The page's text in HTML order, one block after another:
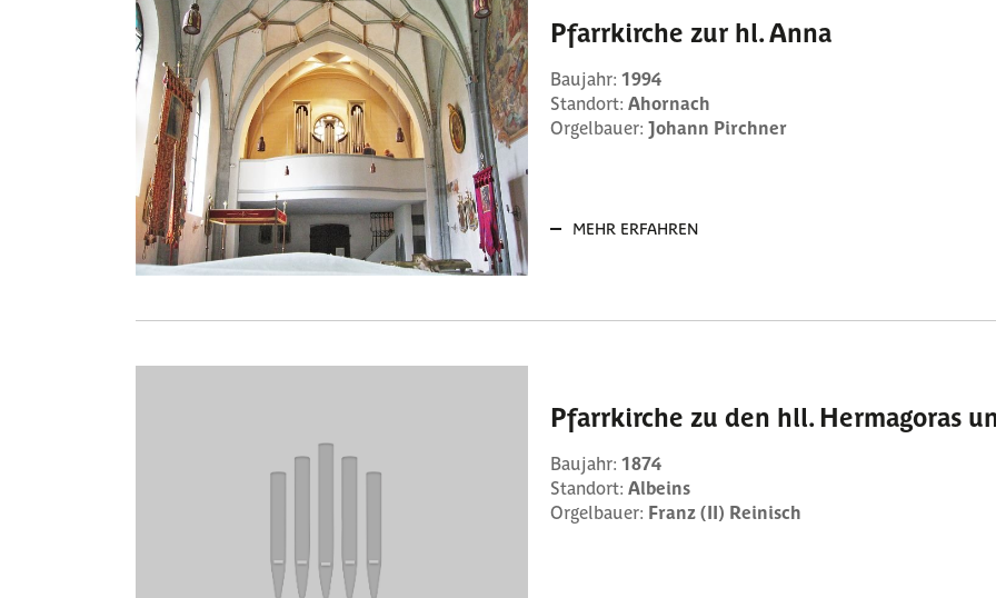
Pfarrkirche zur hl. Anna
Baujahr:1994
Standort:Ahornach
Orgelbauer:Johann Pirchner
MEHR ERFAHREN
Pfarrkirche zu den hll. Hermagoras
Baujahr:1874
Standort:Albeins
Orgelbauer: Franz (II) Reinisch